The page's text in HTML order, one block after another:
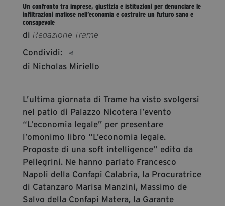
segreteria@tramefestival.it
info@tramefestival.it
+39 346 954 4078
Un confronto tra imprese, giustizia e istituzioni per denunciare le
infiltrazioni mafiose nell’economia e costruire un futuro sano e
consapevole
di Redazione Trame
Condividi:
di Nicholas Miriello
L’ultima giornata di Trame ha visto svolgersi
nel patio di Palazzo Nicotera l’evento
“L’economia legale” per presentare
l’omonimo libro “L’economia legale.
Proposte di una soft intelligence” edito da
Pellegrini. Ne hanno parlato Francesco
Napoli della Confapi Calabria, la Procuratrice
di Catanzaro Marisa Manzini, Massimo de
Salvo della Confapi Matera, la Garante